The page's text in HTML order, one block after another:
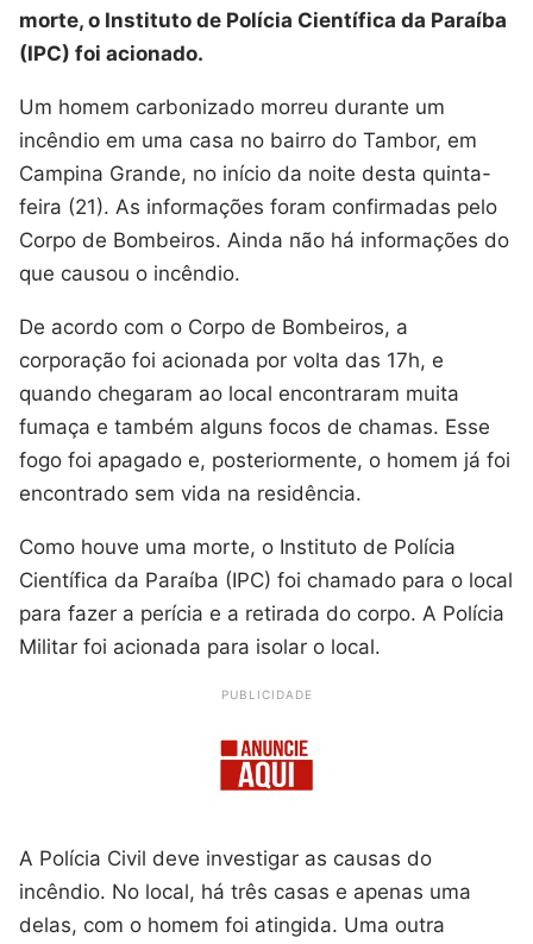
morte, o Instituto de Polícia Científica da Paraíba
(IPC) foi acionado.
Um homem carbonizado morreu durante um
incêndio em uma casa no bairro do Tambor, em
Campina Grande, no início da noite desta quinta-
feira (21). As informações foram confirmadas pelo
Corpo de Bombeiros. Ainda não há informações do
que causou o incêndio.
De acordo com o Corpo de Bombeiros, a
corporação foi acionada por volta das 17h, e
quando chegaram ao local encontraram muita
fumaça e também alguns focos de chamas. Esse
fogo foi apagado e, posteriormente, o homem já foi
encontrado sem vida na residência.
Como houve uma morte, o Instituto de Polícia
Científica da Paraíba (IPC) foi chamado para o local
para fazer a perícia e a retirada do corpo. A Polícia
Militar foi acionada para isolar o local.
PUBLICIDADE
A Polícia Civil deve investigar as causas do
incêndio. No local, há três casas e apenas uma
delas, com o homem foi atingida. Uma outra